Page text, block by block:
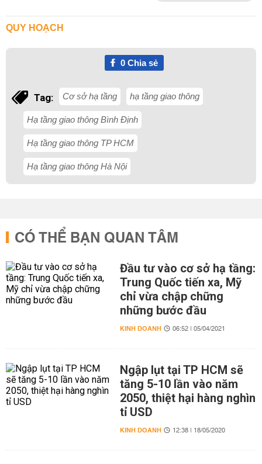
QUY HOẠCH
0Chia sẻ
Tag: Cơ sở hạ tầng hạ tầng giao thông
Hạ tầng giao thông Bình Định
Hạ tầng giao thông TP HCM
Hạ tầng giao thông Hà Nội
CÓ THỂ BẠN QUAN TÂM
Đầu tư vào cơ sở hạ tầng:
Trung Quốc tiến xa, Mỹ
chỉ vừa chập chững
những bước đầu
KINH DOANH 06:52 | 05/04/2021
Ngập lụt tại TP HCM sẽ
tăng 5-10 lần vào năm
2050, thiệt hại hàng nghìn
tỉ USD
KINH DOANH 12:38 | 18/05/2020